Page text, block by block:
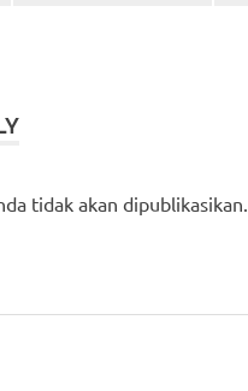
tidak akan dipublikasikan.